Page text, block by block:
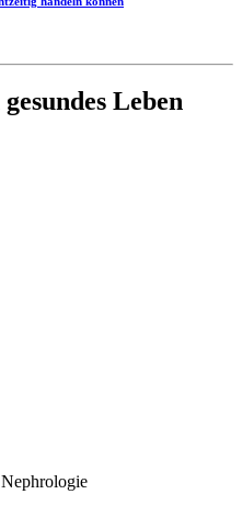
Leben